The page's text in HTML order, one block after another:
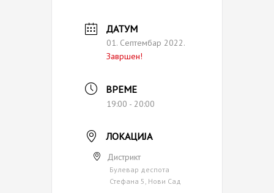
ДАТУМ
01. Септембар 2022.
Завршен!
ВРЕМЕ
19:00 - 20:00
ЛОКАЦИЈА
Дистрикт
Булевар деспота
Стефана 5, Нови Сад